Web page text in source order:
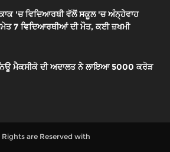
'ਚ ਵਿਦਿਆਰਥੀ ਵੱਲੋਂ ਸਕੂਲ 'ਚ ਅੰਨ੍ਹੇਵਾਹ
7 ਵਿਦਿਆਰਥੀਆਂ ਦੀ ਮੌਤ, ਕਈ ਜ਼ਖਮੀ
ਮੈਕਸੀਕੋ ਦੀ ਅਦਾਲਤ ਨੇ ਲਾਇਆ 5000 ਕਰੋੜ
are Reserved with